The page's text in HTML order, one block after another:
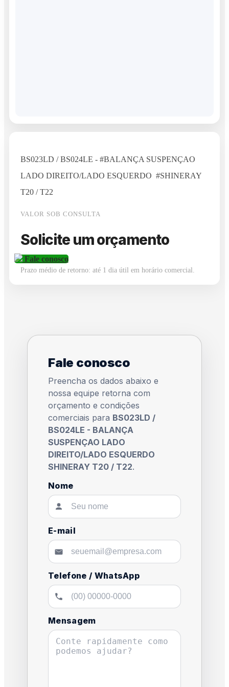
BS023LD / BS024LE - #BALANÇA SUSPENÇAO
LADO DIREITO/LADO ESQUERDO #SHINERAY
T20 / T22
VALOR SOB CONSULTA
Solicite um orçamento
Fale conosco
Prazo médio de retorno: até 1 dia útil em horário comercial.
Fale conosco
Preencha os dados abaixo e
nossa equipe retorna com
orçamento e condições
comerciais para BS023LD /
BS024LE - BALANÇA
SUSPENÇAO LADO
DIREITO/LADO ESQUERDO
SHINERAY T20 / T22.
Nome
E-mail
Telefone / WhatsApp
Mensagem